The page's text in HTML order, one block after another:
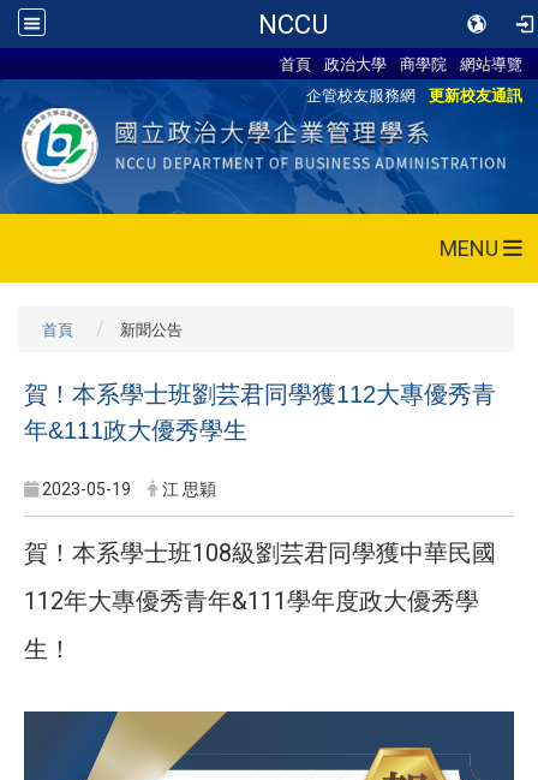
NCCU
首頁 政治大學 商學院
網站導覽
企管校友服務網
更新校友通訊
MENU
首頁 新聞公告
賀！本系學士班劉芸君同學獲112大專優秀青
年&111政大優秀學生
2023-05-19 江 思穎
賀！本系學士班108級劉芸君同學獲中華民國
112年大專優秀青年&111學年度政大優秀學
生！